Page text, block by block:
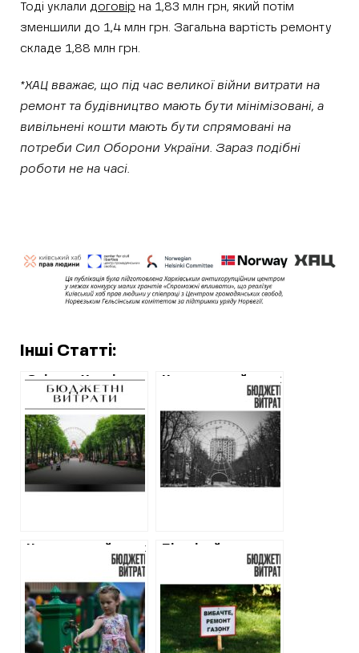
Тоді уклали договір на 1,83 млн грн, який потім
зменшили до 1,4 млн грн. Загальна вартість ремонту
складе 1,88 млн грн.
*ХАЦ вважає, що під час великої війни витрати на
ремонт та будівництво мають бути мінімізовані, а
вивільнені кошти мають бути спрямовані на
потреби Сил Оборони України. Зараз подібні
роботи не на часі.
Інші Статті:
Скільки Харків
витрачає на
Центральний парк
щорічно
Центральний парк
витратить 200
000 гривень на
ремонт
адмінбудівлі
Центральний парк
витратить понад
2 мільйони
гривень на
фарбування
Пів мільйона
гривень на газон
витратить
Центральний парк
Харкова